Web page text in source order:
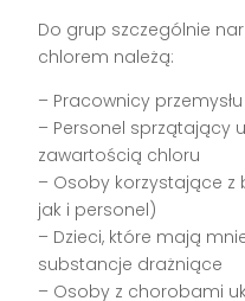
Do grup szczególnie
chlorem należą:
– Pracownicy
– Personel sprzątający
zawartością chloru
– Osoby korzystające z
jak i personel)
– Dzieci, które mają
substancje drażniące
– Osoby z chorobami